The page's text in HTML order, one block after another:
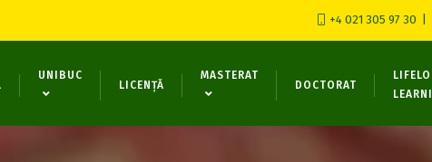
+4 021 305 97 30
UNIBUC
LICENȚĂ
MASTERAT
DOCTORAT